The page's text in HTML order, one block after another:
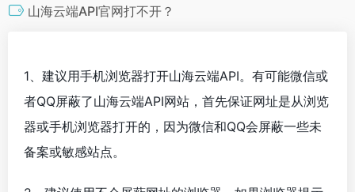
山海云端API官网打不开？
1、建议用手机浏览器打开山海云端API。有可能微信或
者QQ屏蔽了山海云端API网站，首先保证网址是从浏览
器或手机浏览器打开的，因为微信和QQ会屏蔽一些未
备案或敏感站点。